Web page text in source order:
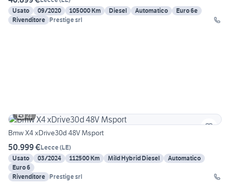
Usato
09/2020 105000 Km Diesel Automatico
Euro 6e
Rivenditore Prestige srl
21
Bmw X4 xDrive30d 48V Msport
50.999 €Lecce(LE)
Usato
03/2024 112500 Km Mild Hybrid Diesel
Automatico
Euro 6
Rivenditore Prestige srl